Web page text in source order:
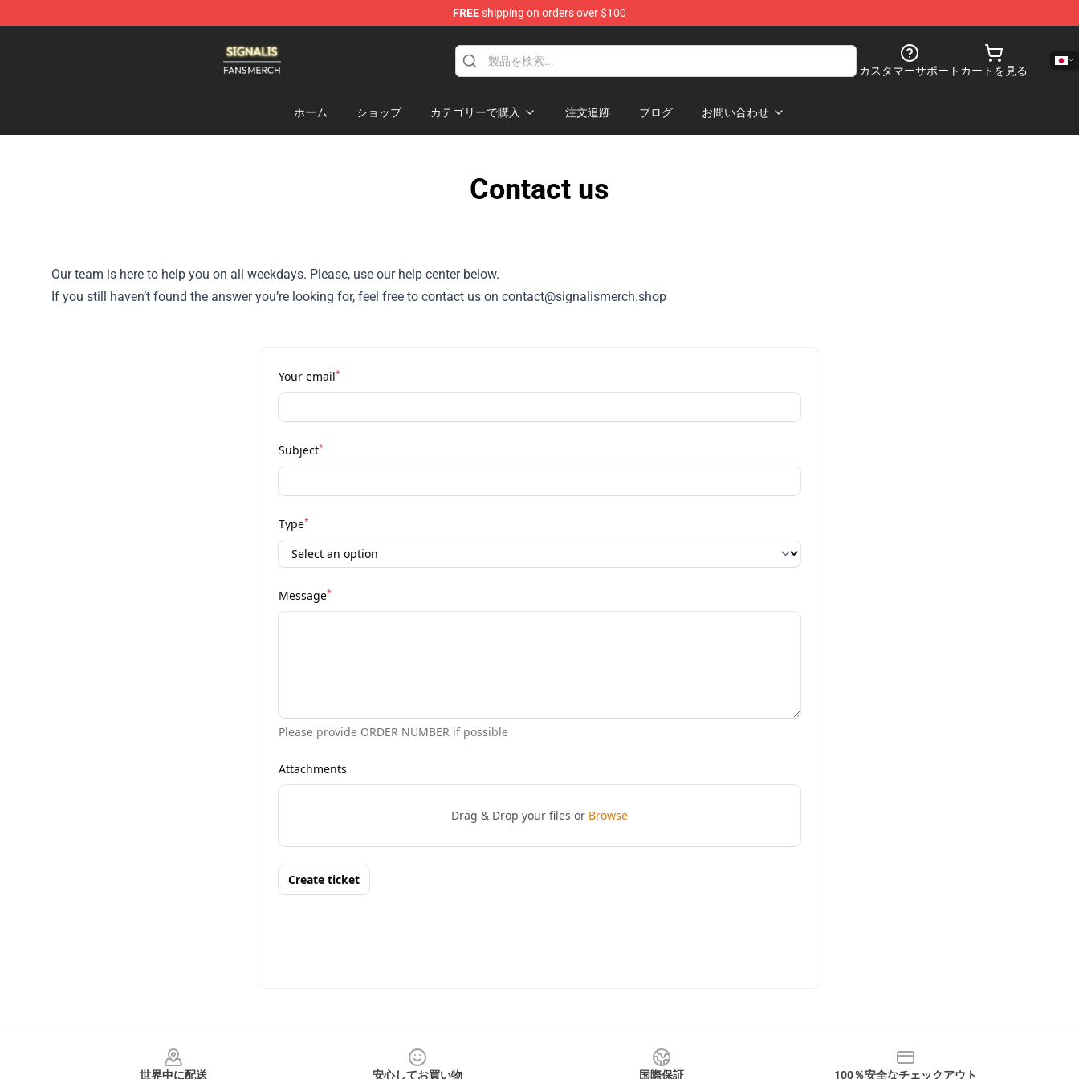
FREEshipping on orders over $100
カスタマーサポート カートを見る
ホーム ショップ カテゴリーで購入 注文追跡 ブログ お問い合わせ
Contact us
Our team is here to help you on all weekdays. Please, use our help center below.
If you still haven’t found the answer you’re looking for, feel free to contact us on contact@signalismerch.shop
世界中に配送 安心してお買い物 国際保証 100％安全なチェックアウト